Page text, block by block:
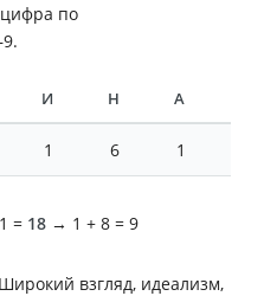
цифра по
И Н А
1 6 1
= 18 → 1 + 8 = 9
взгляд, идеализм,